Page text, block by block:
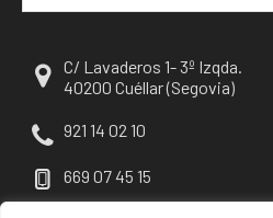
C/ Lavaderos 1- 3º Izqda.
40200 Cuéllar (Segovia)
921 14 02 10
669 07 45 15